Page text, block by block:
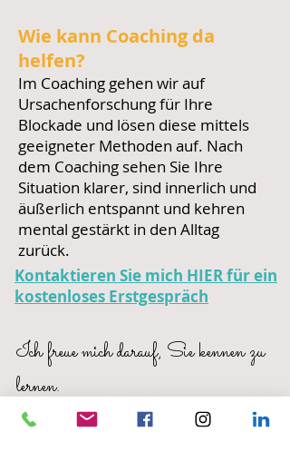
Wie kann Coaching da
helfen?
Im Coaching gehen wir auf
Ursachenforschung für Ihre
Blockade und lösen diese mittels
geeigneter Methoden auf. Nach
dem Coaching sehen Sie Ihre
Situation klarer, sind innerlich und
äußerlich entspannt und kehren
mental gestärkt in den Alltag
zurück.
Kontaktieren Sie mich HIER für ein
kostenloses Erstgespräch
Ich freue mich darauf, Sie kennen zu
lernen.